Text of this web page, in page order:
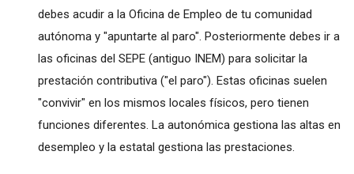
debes acudir a la Oficina de Empleo de tu comunidad
autónoma y "apuntarte al paro". Posteriormente debes ir a
las oficinas del SEPE (antiguo INEM) para solicitar la
prestación contributiva ("el paro"). Estas oficinas suelen
"convivir" en los mismos locales físicos, pero tienen
funciones diferentes. La autonómica gestiona las altas en
desempleo y la estatal gestiona las prestaciones.